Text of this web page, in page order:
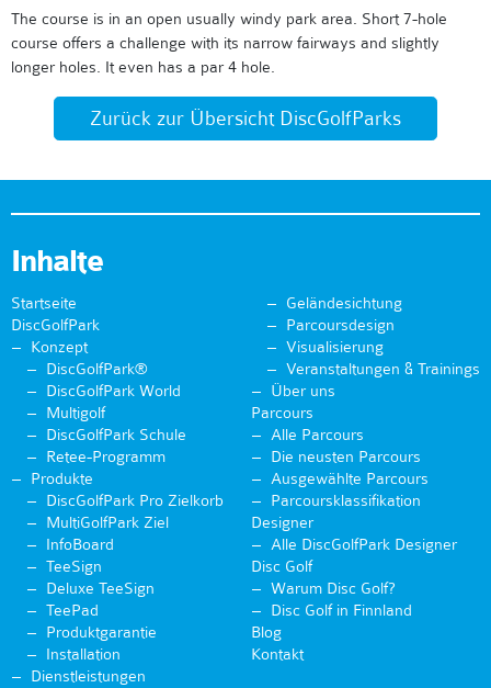
The course is in an open usually windy park area. Short 7-hole
course offers a challenge with its narrow fairways and slightly
longer holes. It even has a par 4 hole.
Zurück zur Übersicht DiscGolfParks
Inhalte
Startseite
DiscGolfPark
Konzept
DiscGolfPark®
DiscGolfPark World
Multigolf
DiscGolfPark Schule
Retee-Programm
Produkte
DiscGolfPark Pro Zielkorb
MultiGolfPark Ziel
InfoBoard
TeeSign
Deluxe TeeSign
TeePad
Produktgarantie
Installation
Dienstleistungen
Geländesichtung
Parcoursdesign
Visualisierung
Veranstaltungen & Trainings
Über uns
Parcours
Alle Parcours
Die neusten Parcours
Ausgewählte Parcours
Parcoursklassifikation
Designer
Alle DiscGolfPark Designer
Disc Golf
Warum Disc Golf?
Disc Golf in Finnland
Blog
Kontakt